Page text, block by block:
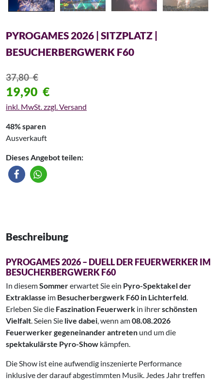
PYROGAMES 2026 | SITZPLATZ |
BESUCHERBERGWERK F60
37,80€
19,90 €
inkl. MwSt. zzgl. Versand
48% sparen
Ausverkauft
Dieses Angebot teilen:
Beschreibung
PYROGAMES 2026 – DUELL DER FEUERWERKER IM
BESUCHERBERGWERK F60
In diesemSommererwartet Sie ein Pyro-Spektakel der
Extraklasse im Besucherbergwerk F60 in Lichterfeld
Erleben Sie die Faszination Feuerwerk in ihrerschönsten
Vielfalt . Seien Sie live dabei , wenn am08.08.2026
Feuerwerker gegeneinander antreten und um die
spektakulärste Pyro-Show kämpfen.
Die Show ist eine aufwendig inszenierte Performance
inklusive der darauf abgestimmten Musik. Jedes Jahr treffen